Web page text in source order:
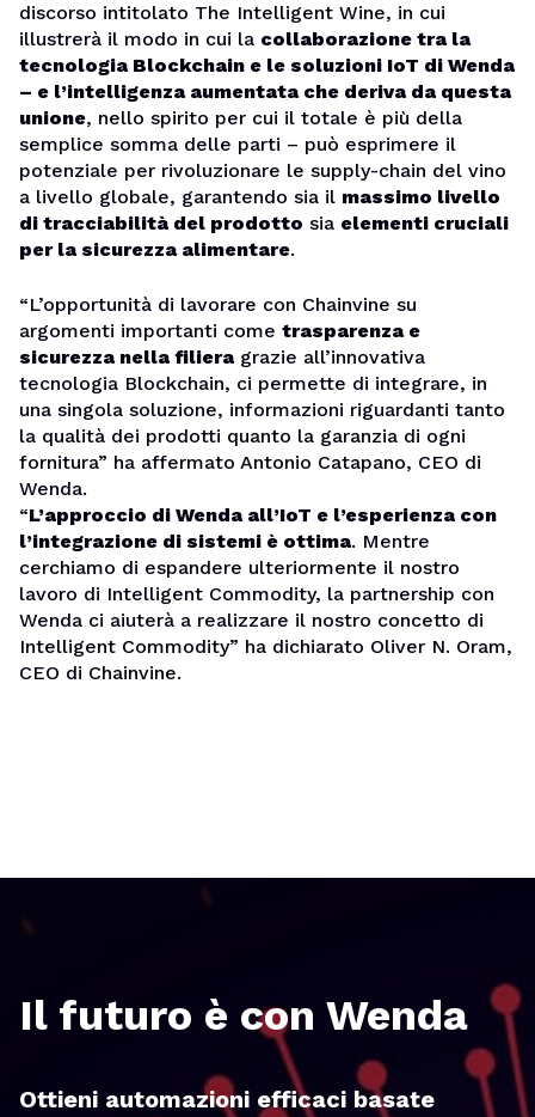
discorso intitolato The Intelligent Wine, in cui
illustrerà il modo in cui la collaborazione tra la
tecnologia Blockchain e le soluzioni IoT di Wenda
– e l’intelligenza aumentata che deriva da questa
unione, nello spirito per cui il totale è più della
semplice somma delle parti – può esprimere il
potenziale per rivoluzionare le supply-chain del vino
a livello globale, garantendo sia il massimo livello
di tracciabilità del prodotto sia elementi cruciali
per la sicurezza alimentare.
“L’opportunità di lavorare con Chainvine su
argomenti importanti come trasparenza e
sicurezza nella filieragrazie all’innovativa
tecnologia Blockchain, ci permette di integrare, in
una singola soluzione, informazioni riguardanti tanto
la qualità dei prodotti quanto la garanzia di ogni
fornitura” ha affermato Antonio Catapano, CEO di
Wenda.
“L’approccio di Wenda all’IoT e l’esperienza con
l’integrazione di sistemi è ottima. Mentre
cerchiamo di espandere ulteriormente il nostro
lavoro di Intelligent Commodity, la partnership con
Wenda ci aiuterà a realizzare il nostro concetto di
Intelligent Commodity” ha dichiarato Oliver N. Oram,
CEO di Chainvine.
Il futuro è con Wenda
Ottieni automazioni efficaci basate